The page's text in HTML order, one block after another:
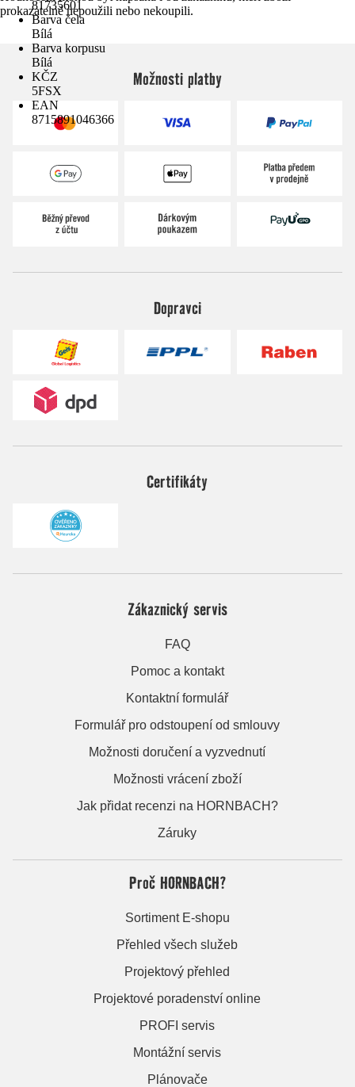
81735601
Barva čela
Bílá
Barva korpusu
Bílá
KČZ
5FSX
EAN
8715891046366
prokazatelně nepoužili nebo nekoupili.
Možnosti platby
Dopravci
Certifikáty
Zákaznický servis
FAQ
Pomoc a kontakt
Kontaktní formulář
Formulář pro odstoupení od smlouvy
Možnosti doručení a vyzvednutí
Možnosti vrácení zboží
Jak přidat recenzi na HORNBACH?
Záruky
Proč HORNBACH?
Sortiment E-shopu
Přehled všech služeb
Projektový přehled
Projektové poradenství online
PROFI servis
Montážní servis
Plánovače